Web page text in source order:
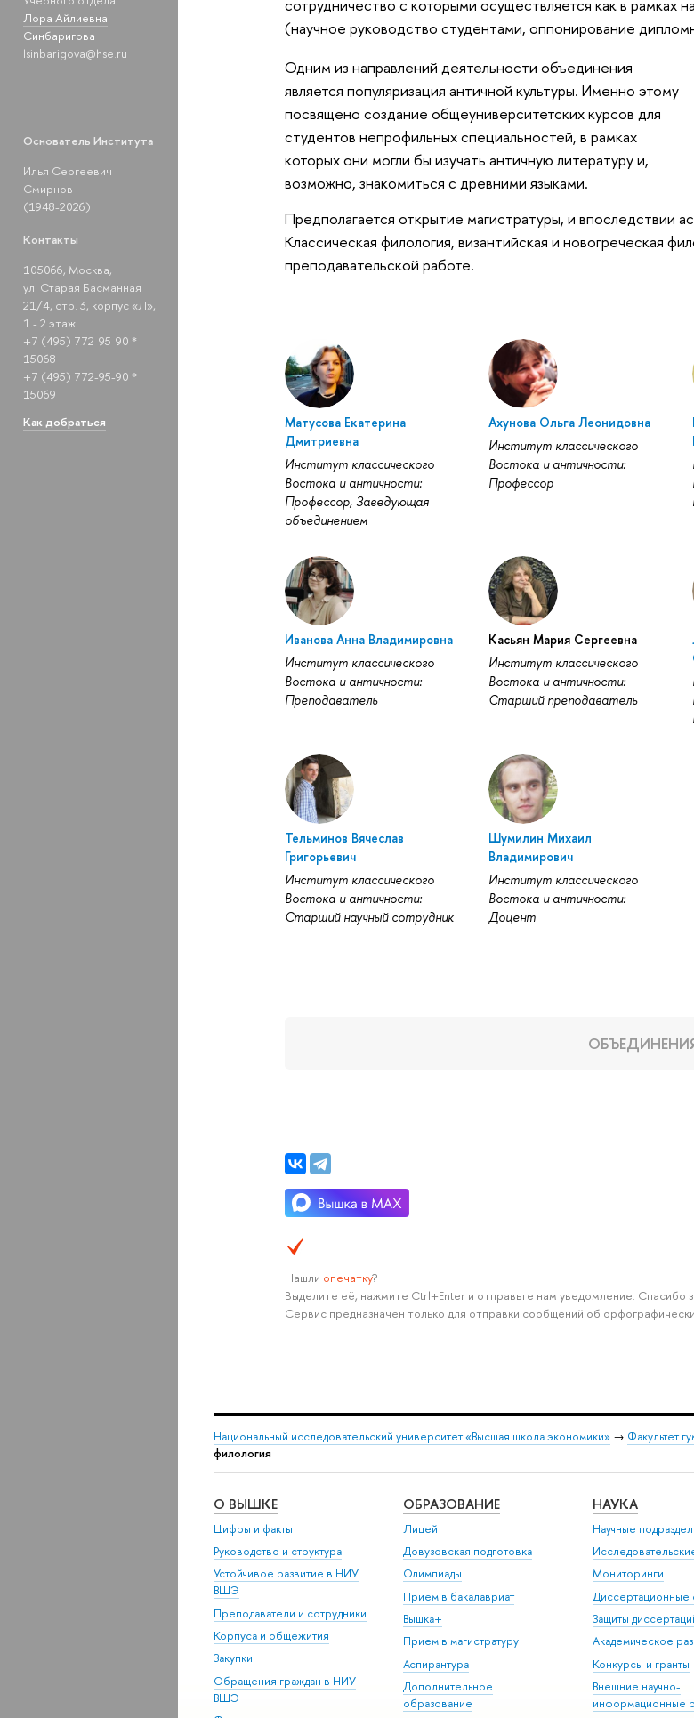
Лора Айлиевна
Синбаригова
lsinbarigova@hse.ru
Основатель Института
Илья Сергеевич
Смирнов
(1948-2026)
Контакты
105066, Москва,
ул. Старая Басманная
21/4, стр. 3, корпус «Л»,
1 - 2 этаж.
+7 (495) 772-95-90 *
15068
+7 (495) 772-95-90 *
15069
Как добраться
сотрудничество с которыми осуществляется как в рамках
(научное руководство студентами, оппонирование
Одним из направлений деятельности объединения
является популяризация античной культуры. Именно этому
посвящено создание общеуниверситетских курсов для
студентов непрофильных специальностей, в рамках
которых они могли бы изучать античную литературу и,
возможно, знакомиться с древними языками.
Предполагается открытие магистратуры, и впоследствии
Классическая филология, византийская и новогреческая
преподавательской работе.
Матусова Екатерина
Дмитриевна
Институт классического
Востока и античности:
Профессор, Заведующая
объединением
Ахунова Ольга Леонидовна
Институт классического
Востока и античности:
Профессор
Иванова Анна Владимировна
Институт классического
Востока и античности:
Преподаватель
Касьян Мария Сергеевна
Институт классического
Востока и античности:
Старший преподаватель
Тельминов Вячеслав
Григорьевич
Институт классического
Востока и античности:
Старший научный сотрудник
Шумилин Михаил
Владимирович
Институт классического
Востока и античности:
Доцент
Нашли опечатку?
Выделите её, нажмите Ctrl+Enter и отправьте нам уведомление. Спасибо
Сервис предназначен только для отправки сообщений об
Национальный исследовательский университет «Высшая школа экономики» → Факультет
филология
О ВЫШКЕ
Цифры и факты
Руководство и структура
Устойчивое развитие в НИУ
ВШЭ
Преподаватели и сотрудники
Корпуса и общежития
Закупки
Обращения граждан в НИУ
ВШЭ
ОБРАЗОВАНИЕ
Лицей
Довузовская подготовка
Олимпиады
Прием в бакалавриат
Вышка+
Прием в магистратуру
Аспирантура
Дополнительное
образование
НАУКА
Научные
Мониторинги
Диссертационные
Защиты
Академическое
Конкурсы и гранты
Внешние научно-
информационные